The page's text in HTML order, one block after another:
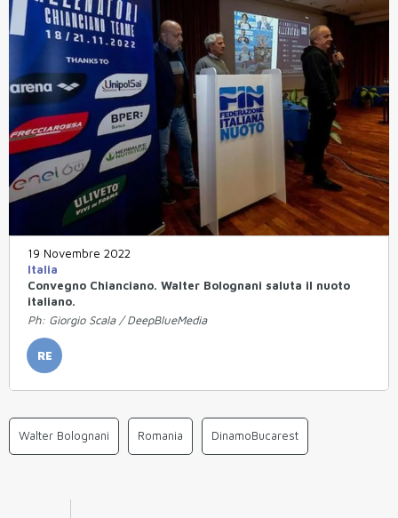
19 Novembre 2022
Italia
Convegno Chianciano. Walter Bolognani saluta il nuoto
italiano.
Ph: Giorgio Scala / DeepBlueMedia
RE
Walter Bolognani Romania DinamoBucarest